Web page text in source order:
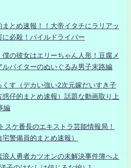
とめ速報！！大帝イタチにラリアッ
に必殺！パイルドライバー
の彼女はエリーちゃん人形！豆腐メ
ルバイターのぬいぐるみ男子末路編
くす（デカい強い2次元嫁だいすき子
仔的まとめ速報）話題な動画取り上
編
スケ番長のエキストラ芸能情報局！
警備員的まとめ速報）
人勇者カツオンの未解決事件簿へよ